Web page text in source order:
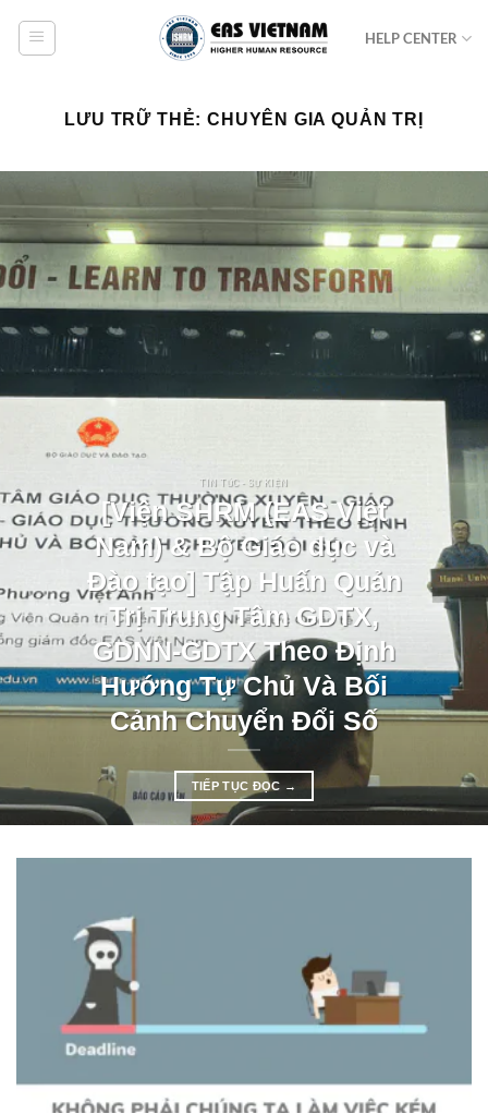
HELP CENTER
LƯU TRỮ THẺ:CHUYÊN GIA QUẢN TRỊ
TIN TỨC - SỰ KIỆN
[Viện SHRM (EAS Việt
Nam) & Bộ Giáo dục và
Đào tạo] Tập Huấn Quản
Trị Trung Tâm GDTX,
GDNN-GDTX Theo Định
Hướng Tự Chủ Và Bối
Cảnh Chuyển Đổi Số
TIẾP TỤC ĐỌC →